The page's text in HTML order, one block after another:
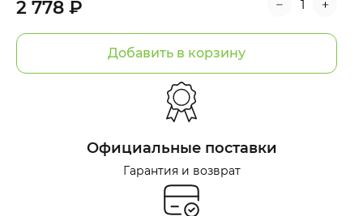
2 778 ₽
Добавить в корзину
Официальные поставки
Гарантия и возврат